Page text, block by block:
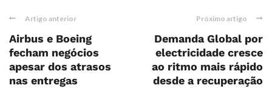
Artigo anterior
Airbus e Boeing
fecham negócios
apesar dos atrasos
nas entregas
Próximo artigo
Demanda Global por
electricidade cresce
ao ritmo mais rápido
desde a recuperação